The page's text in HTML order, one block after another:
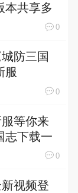
本共享多
0
防三国
服
0
服等你来
志下载一
0
新视频登